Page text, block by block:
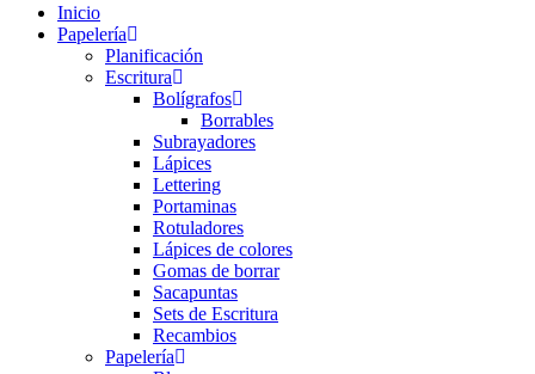
Inicio
Papelería
Planificación
Escritura
Bolígrafos
Borrables
Subrayadores
Lápices
Lettering
Portaminas
Rotuladores
Lápices de colores
Gomas de borrar
Sacapuntas
Sets de Escritura
Recambios
Papelería